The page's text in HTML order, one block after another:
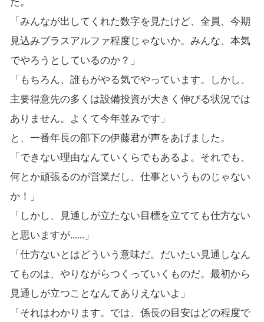
「みんなが出してくれた数字を見たけど、全員、今期
見込みプラスアルファ程度じゃないか。みんな、本気
でやろうとしているのか？」
「もちろん、誰もがやる気でやっています。しかし、
主要得意先の多くは設備投資が大きく伸びる状況では
ありません。よくて今年並みです」
と、一番年長の部下の伊藤君が声をあげました。
「できない理由なんていくらでもあるよ。それでも、
何とか頑張るのが営業だし、仕事というものじゃない
か！」
「しかし、見通しが立たない目標を立てても仕方ない
と思いますが......」
「仕方ないとはどういう意味だ。だいたい見通しなん
てものは、やりながらつくっていくものだ。最初から
見通しが立つことなんてありえないよ」
「それはわかります。では、係長の目安はどの程度で